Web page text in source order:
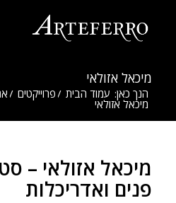
מיכאל אזולאי
הנך כאן: עמוד הבית / פרוייקטים /
מיכאל אזולאי
מיכאל אזולאי –
פנים ואדריכלות